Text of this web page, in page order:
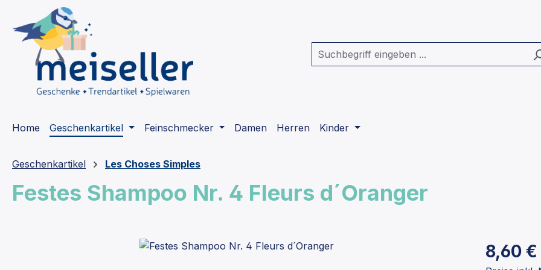
Hauptinhalt springen
Zur Suche springen
Zur Hauptnavigation springen
Home Geschenkartikel Feinschmecker Damen Herren Kinder
Geschenkartikel Les Choses Simples
Festes Shampoo Nr. 4 Fleurs d´Oranger
Regulärer
8,60 €